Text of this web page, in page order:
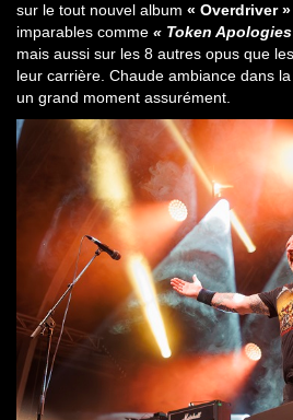
sur le tout nouvel album « Overdriver »
imparables comme « Token
mais aussi sur les 8 autres opus que
leur carrière. Chaude ambiance dans
un grand moment assurément.